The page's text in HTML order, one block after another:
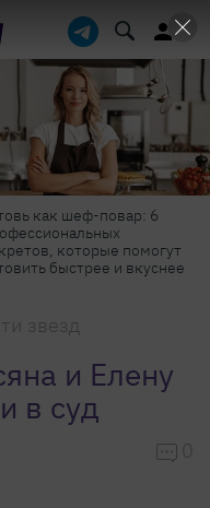
как шеф-повар: 6
которые помогут
быстрее и вкуснее
звезд
и Елену
в суд
0